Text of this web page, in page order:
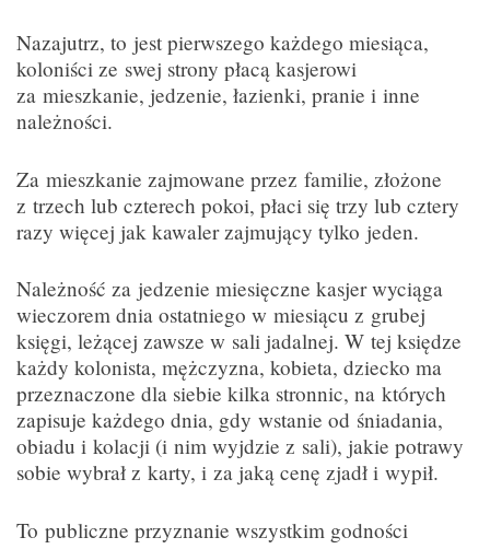
Nazajutrz, to jest pierwszego każdego miesiąca,
koloniści ze swej strony płacą kasjerowi
za mieszkanie, jedzenie, łazienki, pranie i inne
należności.
Za mieszkanie zajmowane przez familie, złożone
z trzech lub czterech pokoi, płaci się trzy lub cztery
razy więcej jak kawaler zajmujący tylko jeden.
Należność za jedzenie miesięczne kasjer wyciąga
wieczorem dnia ostatniego w miesiącu z grubej
księgi, leżącej zawsze w sali jadalnej. W tej księdze
każdy kolonista, mężczyzna, kobieta, dziecko ma
przeznaczone dla siebie kilka stronnic, na których
zapisuje każdego dnia, gdy wstanie od śniadania,
obiadu i kolacji (i nim wyjdzie z sali), jakie potrawy
sobie wybrał z karty, i za jaką cenę zjadł i wypił.
To publiczne przyznanie wszystkim godności